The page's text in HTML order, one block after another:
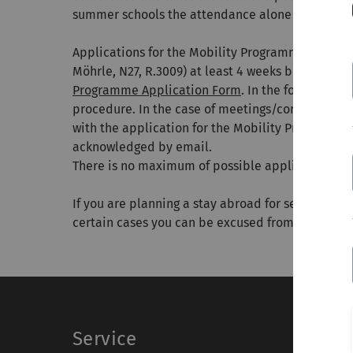
summer schools the attendance alone counts
Applications for the Mobility Programme have
Möhrle, N27, R.3009) at least 4 weeks before
Programme Application Form. In the form you
procedure. In the case of meetings/
with the application for the Mobility
acknowledged by email.
There is no maximum of possible applications
If you are planning a stay abroad for several
certain cases you can be excused from your
Service